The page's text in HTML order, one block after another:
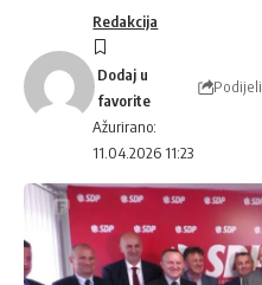
Ažurirano:
11.04.2026 11:23
Redakcija
Podijeli